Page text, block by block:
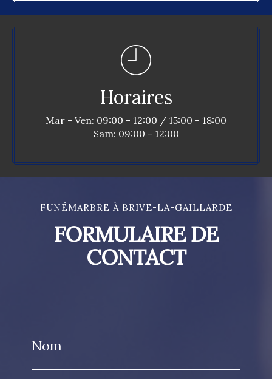
Horaires
Mar - Ven: 09:00 - 12:00 / 15:00 - 18:00
Sam: 09:00 - 12:00
FUNÉMARBRE À BRIVE-LA-GAILLARDE
FORMULAIRE DE
CONTACT
Nom